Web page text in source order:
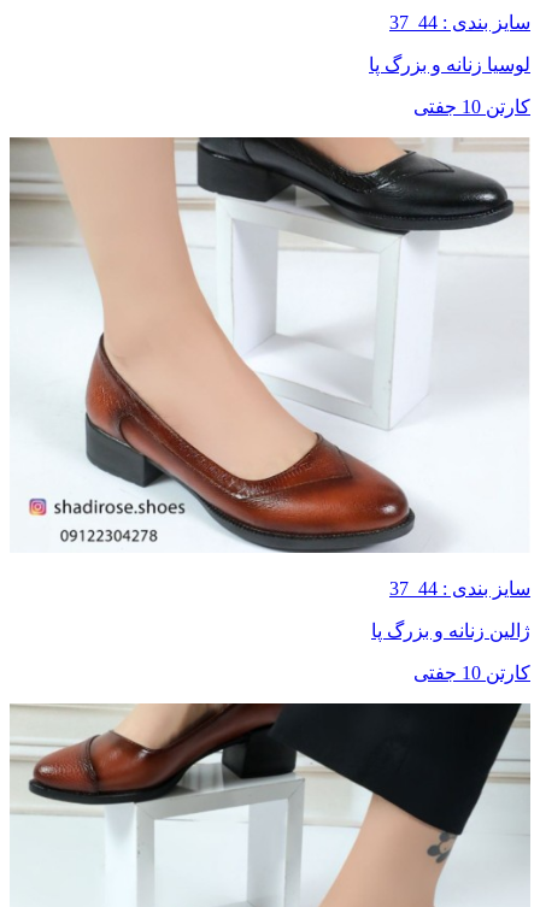
سایز بندی : 44_37
لوسیا زنانه و بزرگ پا
کارتن 10 جفتی
سایز بندی : 44_37
ژالین زنانه و بزرگ پا
کارتن 10 جفتی